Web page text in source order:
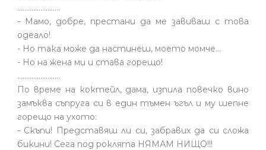
........................
- Мамо, добре, престани да ме завиваш с това
одеало!
- Но така може да настинеш, моето момче…
- Но на жена ми и става горещо!
........................
По време на коктейл, дама, изпила повечко вино
замъква съпруга си в един тъмен ъгъл и му шепне
горещо на ухото:
- Скъпи! Представяш ли си, забравих да си сложа
бикини! Сега под роклята НЯМАМ НИЩО!!!